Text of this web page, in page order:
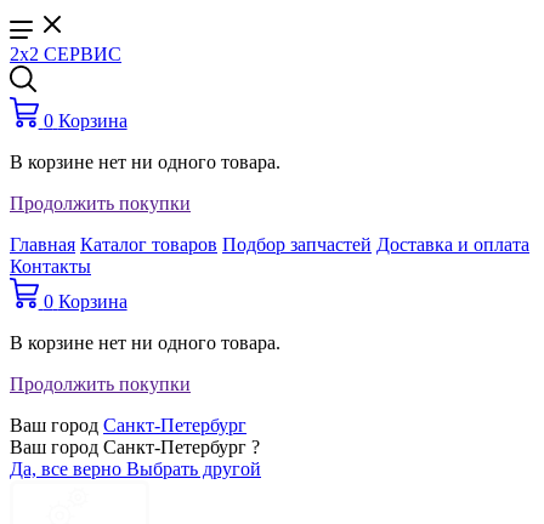
2x2 СЕРВИС
0 Корзина
В корзине нет ни одного товара.
Продолжить покупки
Главная Каталог товаров Подбор запчастей Доставка и оплата
Контакты
0 Корзина
В корзине нет ни одного товара.
Продолжить покупки
Ваш город Санкт-Петербург
Ваш город Санкт-Петербург ?
Да, все верно Выбрать другой